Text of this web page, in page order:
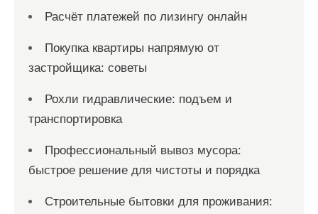
Расчёт платежей по лизингу онлайн
Покупка квартиры напрямую от
застройщика: советы
Рохли гидравлические: подъем и
транспортировка
Профессиональный вывоз мусора:
быстрое решение для чистоты и порядка
Строительные бытовки для проживания: